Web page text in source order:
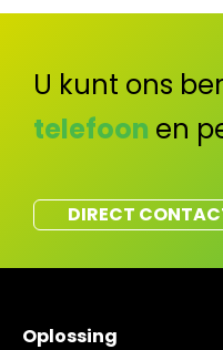
U kunt ons
telefoon en
DIRECT
Oplossing